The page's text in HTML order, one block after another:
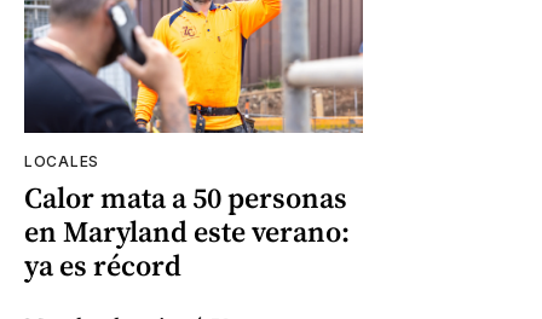
LOCALES
Calor mata a 50 personas
en Maryland este verano:
ya es récord